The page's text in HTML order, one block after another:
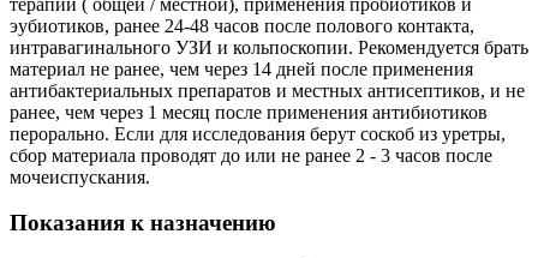
эубиотиков, ранее 24-48 часов после полового контакта,
интравагинального УЗИ и кольпоскопии. Рекомендуется брать
материал не ранее, чем через 14 дней после применения
антибактериальных препаратов и местных антисептиков, и не
ранее, чем через 1 месяц после применения антибиотиков
перорально. Если для исследования берут соскоб из уретры,
сбор материала проводят до или не ранее 2 - 3 часов после
мочеиспускания.
Показания к назначению